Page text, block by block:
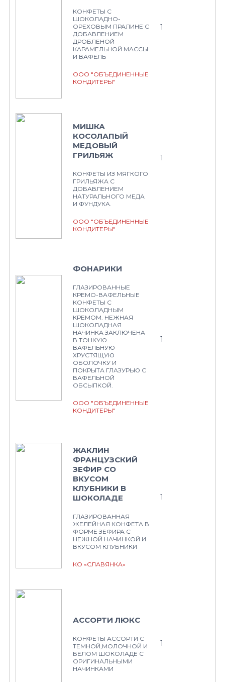
КОНФЕТЫ С
ШОКОЛАДНО-
ОРЕХОВЫМ ПРАЛИНЕ С
ДОБАВЛЕНИЕМ
ДРОБЛЕНОЙ
КАРАМЕЛЬНОЙ МАССЫ
И ВАФЕЛЬ
ООО "ОБЪЕДИНЕННЫЕ
КОНДИТЕРЫ"
1
МИШКА
КОСОЛАПЫЙ
МЕДОВЫЙ
ГРИЛЬЯЖ
КОНФЕТЫ ИЗ МЯГКОГО
ГРИЛЬЯЖА С
ДОБАВЛЕНИЕМ
НАТУРАЛЬНОГО МЕДА
И ФУНДУКА.
ООО "ОБЪЕДИНЕННЫЕ
КОНДИТЕРЫ"
1
ФОНАРИКИ
ГЛАЗИРОВАННЫЕ
КРЕМО-ВАФЕЛЬНЫЕ
КОНФЕТЫ С
ШОКОЛАДНЫМ
КРЕМОМ. НЕЖНАЯ
ШОКОЛАДНАЯ
НАЧИНКА ЗАКЛЮЧЕНА
В ТОНКУЮ
ВАФЕЛЬНУЮ
ХРУСТЯЩУЮ
ОБОЛОЧКУ И
ПОКРЫТА ГЛАЗУРЬЮ С
ВАФЕЛЬНОЙ
ОБСЫПКОЙ.
ООО "ОБЪЕДИНЕННЫЕ
КОНДИТЕРЫ"
1
ЖАКЛИН
ФРАНЦУЗСКИЙ
ЗЕФИР СО
ВКУСОМ
КЛУБНИКИ В
ШОКОЛАДЕ
ГЛАЗИРОВАННАЯ
ЖЕЛЕЙНАЯ КОНФЕТА В
ФОРМЕ ЗЕФИРА С
НЕЖНОЙ НАЧИНКОЙ И
ВКУСОМ КЛУБНИКИ
КО «СЛАВЯНКА»
1
АССОРТИ ЛЮКС
КОНФЕТЫ АССОРТИ С
ТЕМНОЙ,МОЛОЧНОЙ И
БЕЛОМ ШОКОЛАДЕ С
ОРИГИНАЛЬНЫМИ
НАЧИНКАМИ
1